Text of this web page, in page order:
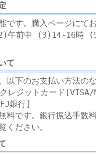
です。購入ページにて
午前中 (3)14-16時
て
以下のお支払い方法の
レジットカード
銀行]
料です。銀行振込手数
ください。